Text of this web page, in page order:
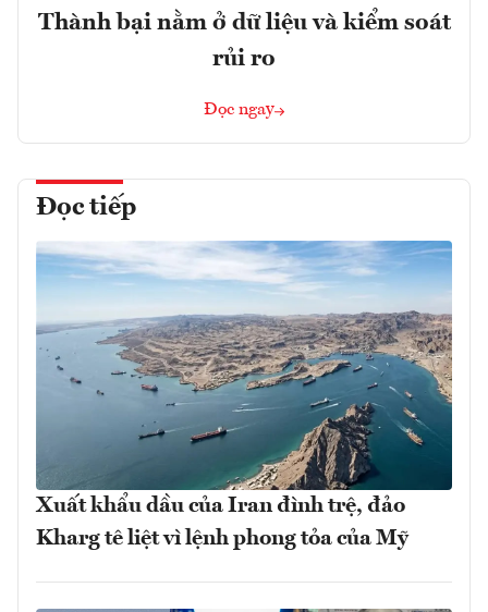
Thành bại nằm ở dữ liệu và kiểm soát
rủi ro
Đọc ngay
Đọc tiếp
Xuất khẩu dầu của Iran đình trệ, đảo
Kharg tê liệt vì lệnh phong tỏa của Mỹ